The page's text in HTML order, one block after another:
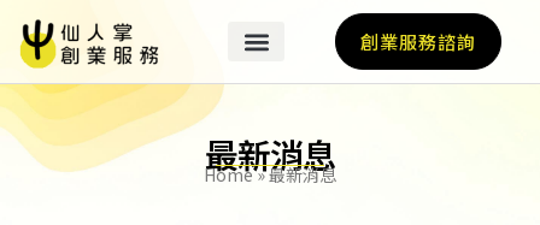
創業服務諮詢
最新消息
Home»最新消息